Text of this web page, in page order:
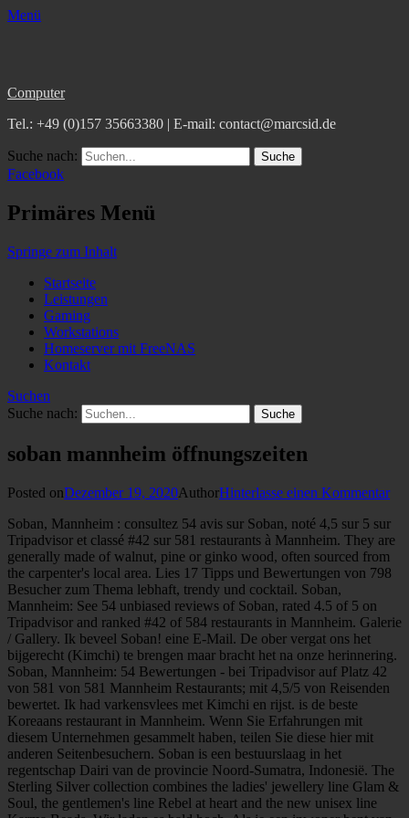
Menü
Computer
Tel.: +49 (0)157 35663380 | E-mail: contact@marcsid.de
Suche nach:
Facebook
Primäres Menü
Springe zum Inhalt
Startseite
Leistungen
Gaming
Workstations
Homeserver mit FreeNAS
Kontakt
Suchen
Suche nach:
soban mannheim öffnungszeiten
Posted onDezember 19, 2020AuthorHinterlasse einen Kommentar
Soban, Mannheim : consultez 54 avis sur Soban, noté 4,5 sur 5 sur
Tripadvisor et classé #42 sur 581 restaurants à Mannheim. They are
generally made of walnut, pine or ginko wood, often sourced from
the carpenter's local area. Lies 17 Tipps und Bewertungen von 798
Besucher zum Thema lebhaft, trendy und cocktail. Soban,
Mannheim: See 54 unbiased reviews of Soban, rated 4.5 of 5 on
Tripadvisor and ranked #42 of 584 restaurants in Mannheim. Galerie
/ Gallery. Ik beveel Soban! eine E-Mail. De ober vergat ons het
bijgerecht (Kimchi) te brengen maar bracht het na onze herinnering.
Soban, Mannheim: 54 Bewertungen - bei Tripadvisor auf Platz 42
von 581 von 581 Mannheim Restaurants; mit 4,5/5 von Reisenden
bewertet. Ik had varkensvlees met Kimchi en rijst. is de beste
Koreaans restaurant in Mannheim. Wenn Sie Erfahrungen mit
diesem Unternehmen gesammelt haben, teilen Sie diese hier mit
anderen Seitenbesuchern. Soban is een bestuurslaag in het
regentschap Dairi van de provincie Noord-Sumatra, Indonesië. The
Sterling Silver collection combines the ladies' jewellery line Glam &
Soul, the gentlemen's line Rebel at heart and the new unisex line